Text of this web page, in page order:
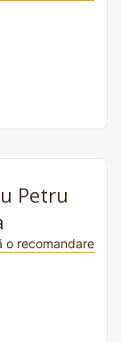
Petru
o recomandare